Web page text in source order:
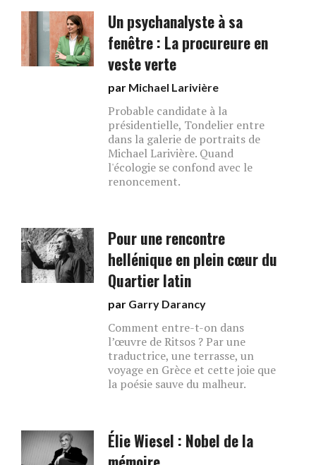
Un psychanalyste à sa
fenêtre : La procureure en
veste verte
par Michael Larivière
Probable candidate à la
présidentielle, Tondelier entre
dans la galerie de portraits de
Michael Larivière. Quand
l'écologie se confond avec le
renoncement.
Pour une rencontre
hellénique en plein cœur du
Quartier latin
par Garry Darancy
Comment entre-t-on dans
l’œuvre de Ritsos ? Par une
traductrice, une terrasse, un
voyage en Grèce et cette joie que
la poésie sauve du malheur.
Élie Wiesel : Nobel de la